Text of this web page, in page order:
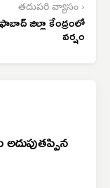
తదుపరి వ్యాసం ›
జిల్లా కేంద్రంలో
వర్షం